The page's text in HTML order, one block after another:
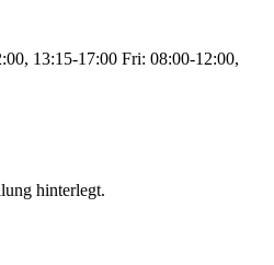
13:15-17:00 Fri: 08:00-12:00,
hinterlegt.